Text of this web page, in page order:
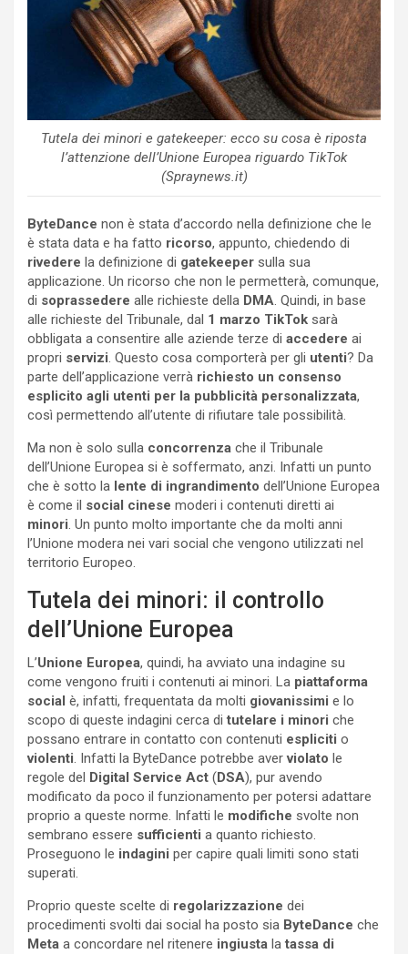
Tutela dei minori e gatekeeper: ecco su cosa è riposta
l’attenzione dell’Unione Europea riguardo TikTok
(Spraynews.it)
ByteDance non è stata d’accordo nella definizione che le
è stata data e ha fatto ricorso, appunto, chiedendo di
rivedere la definizione di gatekeeper sulla sua
applicazione. Un ricorso che non le permetterà, comunque,
di soprassedere alle richieste della DMA. Quindi, in base
alle richieste del Tribunale, dal 1 marzo TikTok sarà
obbligata a consentire alle aziende terze di accedere ai
propri servizi. Questo cosa comporterà per gli utenti? Da
parte dell’applicazione verrà richiesto un consenso
esplicito agli utenti per la pubblicità personalizzata,
così permettendo all’utente di rifiutare tale possibilità.
Ma non è solo sulla concorrenza che il Tribunale
dell’Unione Europea si è soffermato, anzi. Infatti un punto
che è sotto la lente di ingrandimento dell’Unione Europea
è come il social cinese moderi i contenuti diretti ai
minori. Un punto molto importante che da molti anni
l’Unione modera nei vari social che vengono utilizzati nel
territorio Europeo.
Tutela dei minori: il controllo
dell’Unione Europea
L’Unione Europea, quindi, ha avviato una indagine su
come vengono fruiti i contenuti ai minori. La piattaforma
social è, infatti, frequentata da molti giovanissimi e lo
scopo di queste indagini cerca ditutelare i minori che
possano entrare in contatto con contenuti espliciti o
violenti. Infatti la ByteDance potrebbe averviolato le
regole del
Digital Service Act (DSA), pur avendo
modificato da poco il funzionamento per potersi adattare
proprio a queste norme. Infatti le modifiche svolte non
sembrano essere sufficienti a quanto richiesto.
Proseguono le indagini per capire quali limiti sono stati
superati.
Proprio queste scelte di regolarizzazione dei
procedimenti svolti dai social ha posto sia ByteDance che
Meta a concordare nel ritenere ingiusta latassa di